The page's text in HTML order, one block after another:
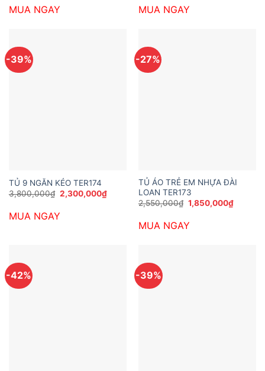
3,900,000₫.
MUA NGAY
3,800,000₫.
MUA NGAY
-39%
TỦ 9 NGĂN KÉO TER174
3,800,000₫ Giá
gốc
3,800,000₫.
2,300,000₫Giá
hiện
2,300,000₫.
MUA NGAY
-27%
TỦ ÁO TRẺ EM NHỰA ĐÀI
LOAN TER173
2,550,000₫ Giá
gốc
2,550,000₫.
1,850,000₫Giá
hiện
MUA NGAY
-42% -39%